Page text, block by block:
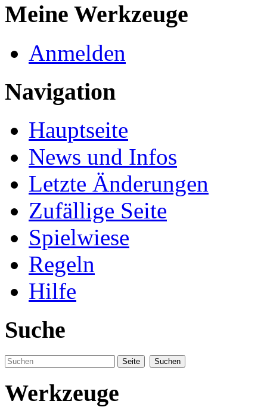
Meine Werkzeuge
Anmelden
Navigation
Hauptseite
News und Infos
Letzte Änderungen
Zufällige Seite
Spielwiese
Regeln
Hilfe
Suche
Werkzeuge